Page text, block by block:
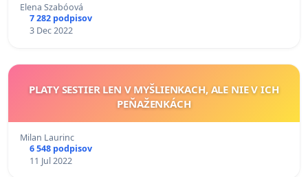
Elena Szabóová
7 282 podpisov
3 Dec 2022
PLATY SESTIER LEN V MYŠLIENKACH, ALE NIE V ICH
PEŇAŽENKÁCH
Milan Laurinc
6 548 podpisov
11 Jul 2022